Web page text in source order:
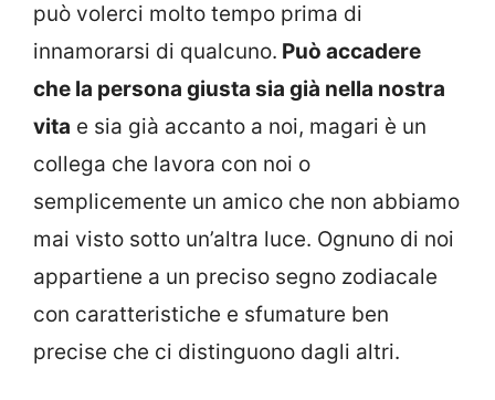
può volerci molto tempo prima di
innamorarsi di qualcuno. Può accadere
che la persona giusta sia già nella nostra
vita e sia già accanto a noi, magari è un
collega che lavora con noi o
semplicemente un amico che non abbiamo
mai visto sotto un’altra luce. Ognuno di noi
appartiene a un preciso segno zodiacale
con caratteristiche e sfumature ben
precise che ci distinguono dagli altri.